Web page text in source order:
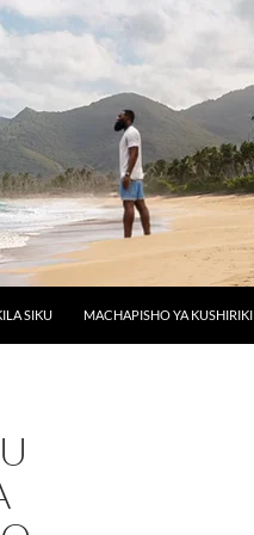
SIKU MACHAPISHO YA KUSHIRIKI